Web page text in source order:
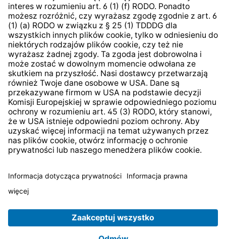
Strategia podatkowa
System zgłaszania nieprawidłowości
* Wszystkie ceny zawierają podatek VAT pluskoszty
TechniSat jest firmą należącą do FundacjiLEPPER Stiftung